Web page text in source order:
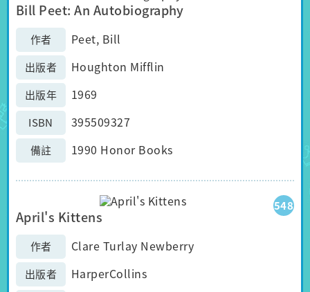
Bill Peet: An Autobiography
作者 Peet, Bill
出版者 Houghton Mifflin
出版年 1969
ISBN 395509327
備註 1990 Honor Books
548
April's Kittens
作者 Clare Turlay Newberry
出版者 HarperCollins